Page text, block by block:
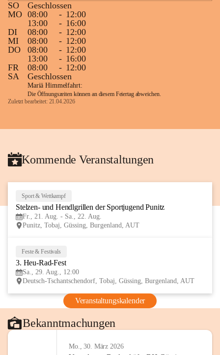
SO
Geschlossen
MO 08:00 - 12:00
13:00
- 16:00
DI
08:00 - 12:00
MI
08:00 - 12:00
DO
08:00 - 12:00
13:00
- 16:00
FR
08:00 - 12:00
SA
Geschlossen
Mariä Himmelfahrt:
Die Öffnungszeiten können an diesem Feiertag abweichen.
Zuletzt bearbeitet: 21.04.2026
Kommende Veranstaltungen
Sport & Wettkampf
Stelzen- und Hendlgrillen der Sportjugend Punitz
Fr., 21. Aug. - Sa., 22. Aug.
Punitz, Tobaj, Güssing, Burgenland, AUT
Feste & Festivals
3. Heu-Rad-Fest
Sa., 29. Aug., 12:00
Deutsch-Tschantschendorf, Tobaj, Güssing, Burgenland, AUT
Veranstaltungskalender
Bekanntmachungen
Mo., 30. März 2026